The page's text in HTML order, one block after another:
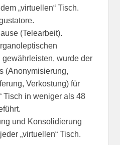
„virtuellen“ Tisch.
(Telearbeit).
gewährleisten, wurde der
(Anonymisierung,
Verkostung) für
Tisch in weniger als 48
und Konsolidierung
„virtuellen“ Tisch.